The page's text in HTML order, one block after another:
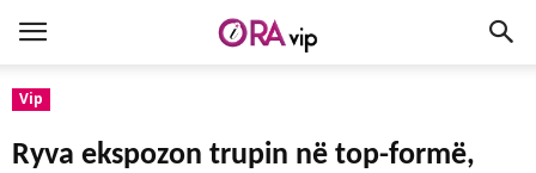
Vip
Ryva ekspozon trupin në top-formë,